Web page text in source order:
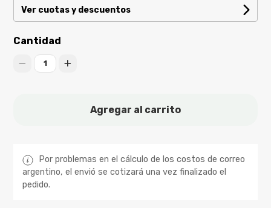
Ver cuotas y descuentos
Cantidad
1
Agregar al carrito
Por problemas en el cálculo de los costos de correo
argentino, el envió se cotizará una vez finalizado el
pedido.